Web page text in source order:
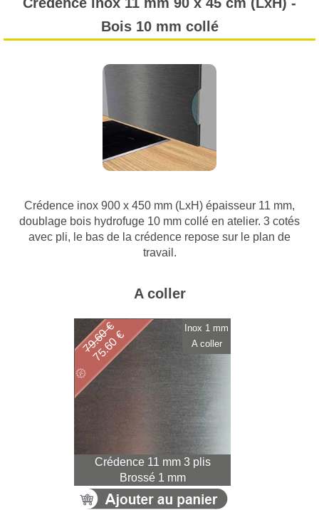
Bois 10 mm collé
Crédence inox 900 x 450 mm (LxH) épaisseur 11 mm,
doublage bois hydrofuge 10 mm collé en atelier. 3 cotés
avec pli, le bas de la crédence repose sur le plan de
travail.
A coller
Crédence 11 mm 3 plis
Brossé 1 mm
75.60 €
79.60 €
Inox 1 mm
A coller